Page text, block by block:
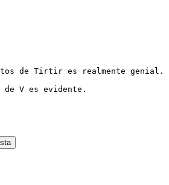
de Tirtir es realmente genial.
de V es evidente.